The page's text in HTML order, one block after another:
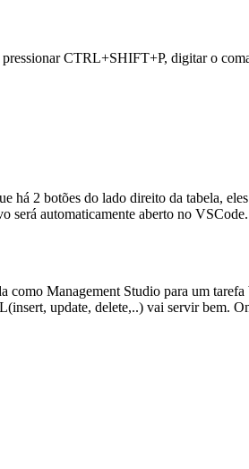
CTRL+SHIFT+P, digitar o
há 2 botões do lado direito da tabela,
será automaticamente aberto no VSCode.
Management Studio para um
update, delete,..) vai servir bem.